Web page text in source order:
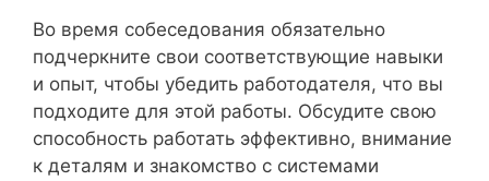
Во время собеседования обязательно
подчеркните свои соответствующие навыки
и опыт, чтобы убедить работодателя, что вы
подходите для этой работы. Обсудите свою
способность работать эффективно, внимание
к деталям и знакомство с системами